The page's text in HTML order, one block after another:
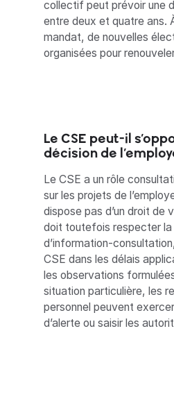
collectif peut prévoir une
entre deux et quatre ans.
mandat, de nouvelles
organisées pour
Le CSE peut-il
décision de
Le CSE a un rôle
sur les projets de
dispose pas d’un droit de
doit toutefois respecter la
d’information-
CSE dans les délais
les observations
situation particulière, les
personnel peuvent
d’alerte ou saisir les